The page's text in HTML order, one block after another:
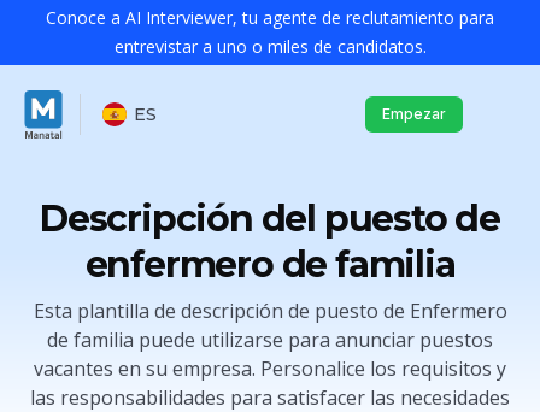
Conoce a AI Interviewer, tu agente de reclutamiento para
entrevistar a uno o miles de candidatos.
ES Empezar
Descripción del puesto de
enfermero de familia
Esta plantilla de descripción de puesto de Enfermero
de familia puede utilizarse para anunciar puestos
vacantes en su empresa. Personalice los requisitos y
las responsabilidades para satisfacer las necesidades